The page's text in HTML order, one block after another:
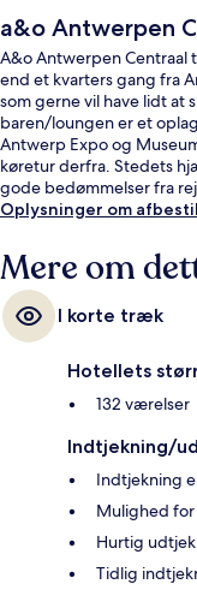
a&o Antwerpen
A&o Antwerpen
end et kvarters gang fra
som gerne vil have lidt at
baren/loungen er et
Antwerp Expo og
køretur derfra. Stedets
gode bedømmelser fra
Oplysninger om
Mere om
I korte træk
Hotellets
132 værelser
Indtjekning/
Indtjekning
Mulighed
Hurtig
Tidlig